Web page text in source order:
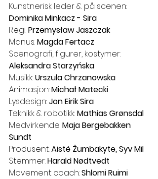
Kunstnerisk leder & på scenen:
Dominika Minkacz - Sira
Regi: Przemysław Jaszczak
Manus: Magda Fertacz
Scenografi, figurer, kostymer:
Aleksandra Starzyńska
Musikk: Urszula Chrzanowska
Animasjon: Michał Matecki
Lysdesign: Jon Eirik Sira
Teknikk & robotikk: Mathias Grønsdal
Medvirkende: Maja Bergebakken
Sundt
Produsent: Aistė Žumbakyte, Syv Mil
Stemmer: Harald Nødtvedt
Movement coach: Shlomi Ruimi